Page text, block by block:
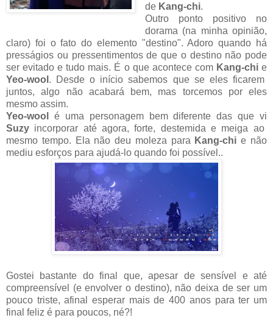
de Kang-chi.
Outro ponto positivo no
dorama (na minha opinião,
claro) foi o fato do elemento "destino". Adoro quando há
presságios ou pressentimentos de que o destino não pode
ser evitado e tudo mais. É o que acontece com Kang-chie
Yeo-wool . Desde o início sabemos que se eles ficarem
juntos, algo não acabará bem, mas torcemos por eles
mesmo assim.
Yeo-wool é uma personagem bem diferente das que vi
Suzy incorporar até agora, forte, destemida e meiga ao
mesmo tempo. Ela não deu moleza para Kang-chi e não
mediu esforços para ajudá-lo quando foi possível..
Gostei bastante do final que, apesar de sensível e até
compreensível (e envolver o destino), não deixa de ser um
pouco triste, afinal esperar mais de 400 anos para ter um
final feliz é para poucos, né?!